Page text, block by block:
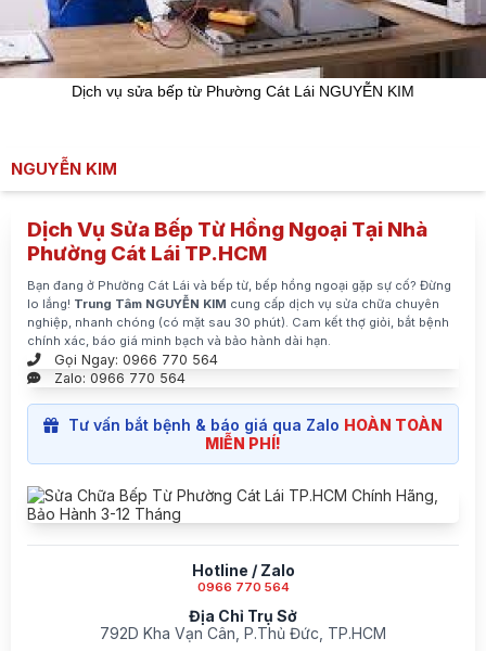
Dịch vụ sửa bếp từ Phường Cát Lái NGUYỄN KIM
NGUYỄN KIM
Dịch Vụ Sửa Bếp Từ Hồng Ngoại Tại Nhà
Phường Cát Lái TP.HCM
Bạn đang ở Phường Cát Lái và bếp từ, bếp hồng ngoại gặp sự cố? Đừng
lo lắng! Trung Tâm NGUYỄN KIM cung cấp dịch vụ sửa chữa chuyên
nghiệp, nhanh chóng (có mặt sau 30 phút). Cam kết thợ giỏi, bắt bệnh
chính xác, báo giá minh bạch và bảo hành dài hạn.
Gọi Ngay: 0966 770 564
Zalo: 0966 770 564
Tư vấn bắt bệnh & báo giá qua Zalo HOÀN TOÀN
MIỄN PHÍ!
Hotline / Zalo
0966 770 564
Địa Chỉ Trụ Sở
792D Kha Vạn Cân, P.Thủ Đức, TP.HCM